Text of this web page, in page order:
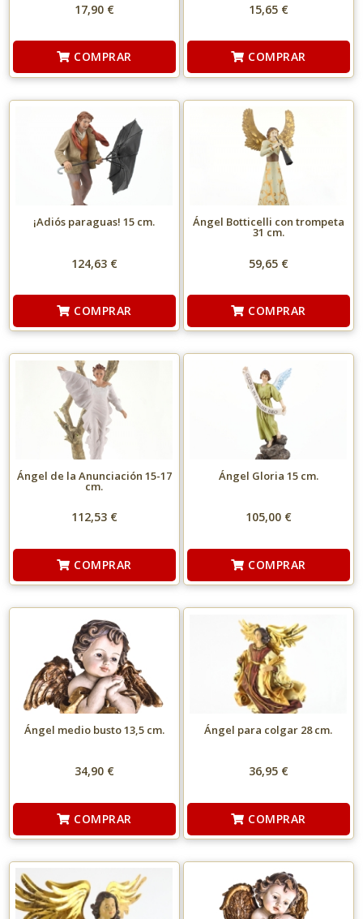
17,90 €
COMPRAR
15,65 €
COMPRAR
¡Adiós paraguas! 15 cm.
124,63 €
COMPRAR
Ángel Botticelli con trompeta
31 cm.
59,65 €
COMPRAR
Ángel de la Anunciación 15-17
cm.
112,53 €
COMPRAR
Ángel Gloria 15 cm.
105,00 €
COMPRAR
Ángel medio busto 13,5 cm.
34,90 €
COMPRAR
Ángel para colgar 28 cm.
36,95 €
COMPRAR